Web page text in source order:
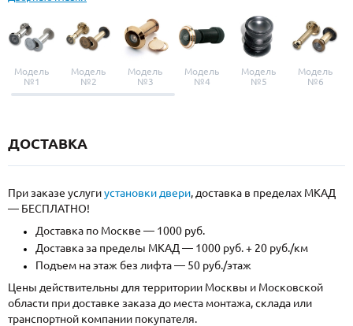
Модель
№1
Модель
№2
Модель
№3
Модель
№4
Модель
№5
Модель
№6
ДОСТАВКА
При заказе услугиустановки двери, доставка в пределах МКАД
— БЕСПЛАТНО!
Доставка по Москве — 1000 руб.
Доставка за пределы МКАД — 1000 руб. + 20 руб./км
Подъем на этаж без лифта — 50 руб./этаж
Цены действительны для территории Москвы и Московской
области при доставке заказа до места монтажа, склада или
транспортной компании покупателя.